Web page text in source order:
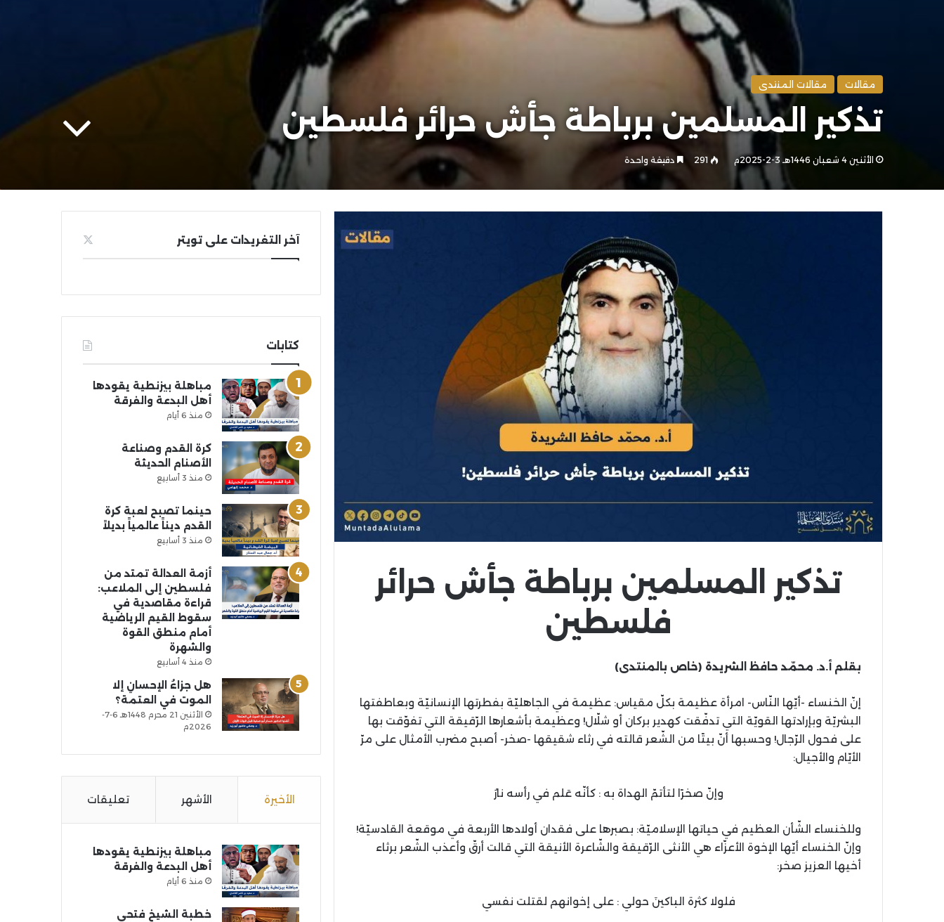
مقالات مقالات المنتدى
تذكير المسلمين برباطة جأش حرائر فلسطين
الأثنين 4 شعبان 1446هـ 3-2-2025م 291 دقيقة واحدة
تذكير المسلمين برباطة جأش حرائر
فلسطين
بقلم أ.د. محمّد حافظ الشريدة (خاص بالمنتدى)
إنّ الخنساء -أيّها النّاس- امرأة عظيمة بكلّ مقياس: عظيمة في الجاهليّة بفطرتها الإنسانيّة وبعاطفتها
البشريّة وبإرادتها القويّة التي تدفّقت كهدير بركان أو شلّال! وعظيمة بأشعارها الرّقيقة التي تفوّقت بها
علی فحول الرّجال! وحسبها أنّ بيتًا من الشّعر قالته في رثاء شقيقها -صخر- أصبح مضرب الأمثال علی مرّ
الأيّام والأجيال:
وإنّ صخرًا لتأتمّ الهداة به : كأنّه عَلم في رأسه نارُ
وللخنساء الشّأن العظيم في حياتها الإسلاميّة: بصبرها علی فقدان أولادها الأربعة في موقعة القادسيّة!
وإنّ الخنساء أيّها الإخوة الأعزّاء هي الأنثی الرّقيقة والشّاعرة الأنيقة التي قالت أرقّ وأعذب الشّعر برثاء
أخيها العزيز صخر:
فلولا كثرة الباكينَ حولي : على إخوانهم لقتلت نفسي
آخر التغريدات على تويتر
كتابات
مباهلة بيزنطية يقودها
أهل البدعة والفرقة
منذ 6 أيام
كرة القدم وصناعة
الأصنام الحديثة
منذ 3 أسابيع
حينما تصبح لعبة كرة
القدم ديناً عالمياً بديلاً
منذ 3 أسابيع
أزمة العدالة تمتد من
فلسطين إلى الملاعب:
قراءة مقاصدية في
سقوط القيم الرياضية
أمام منطق القوة
والشهرة
منذ 4 أسابيع
هل جزاءُ الإحسانِ إلا
الموت في العتمة؟
الأثنين 21 محرم 1448هـ 6-7-
2026م
الأخيرة الأشهر تعليقات
مباهلة بيزنطية يقودها
أهل البدعة والفرقة
منذ 6 أيام
خطبة الشيخ فتحي